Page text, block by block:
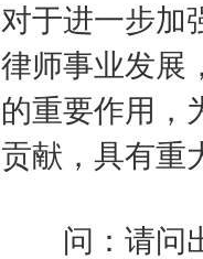
对于进一步加
律师事业发展
的重要作用，
贡献，具有重
问：请问出